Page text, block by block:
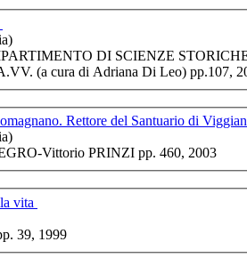
respiro della terra
€ 13,00
parlava cosÃƒÂ¬...
€ 10,00
caldo
€ 9,00
Chimica
DI SCIENZE
(a cura di Adriana Di Leo) pp.107,
Rettore del Santuario di
Vittorio PRINZI pp. 460, 2003
vita
39, 1999